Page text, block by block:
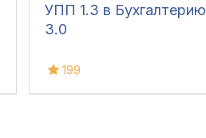
УПП 1.3 в Бухгалтерию
3.0
199